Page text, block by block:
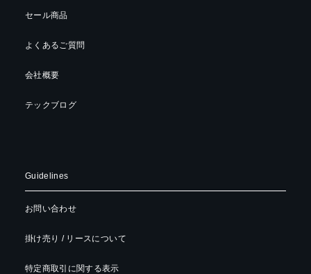
セール商品
よくあるご質問
会社概要
テックブログ
Guidelines
お問い合わせ
掛け売り / リースについて
特定商取引に関する表示